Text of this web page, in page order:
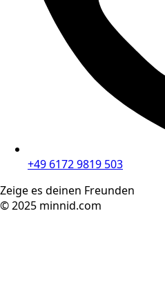
+49 6172 9819 503
Zeige es deinen Freunden
© 2025 minnid.com